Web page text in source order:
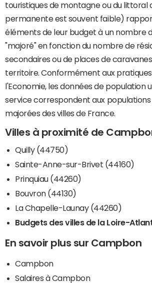
touristiques de montagne ou du littoral
permanente est souvent faible)
éléments de leur budget à un nombre
"majoré" en fonction du nombre de
secondaires ou de places de
territoire. Conformément aux
l'Economie, les données de population
service correspondent aux populations
majorées des villes de France.
Villes à proximité de
Quilly (44750)
Sainte-Anne-sur-Brivet (44160)
Prinquiau (44260)
Bouvron (44130)
La Chapelle-Launay (44260)
Budgets des villes de la Loire-
En savoir plus sur Campbon
Campbon
Salaires à Campbon